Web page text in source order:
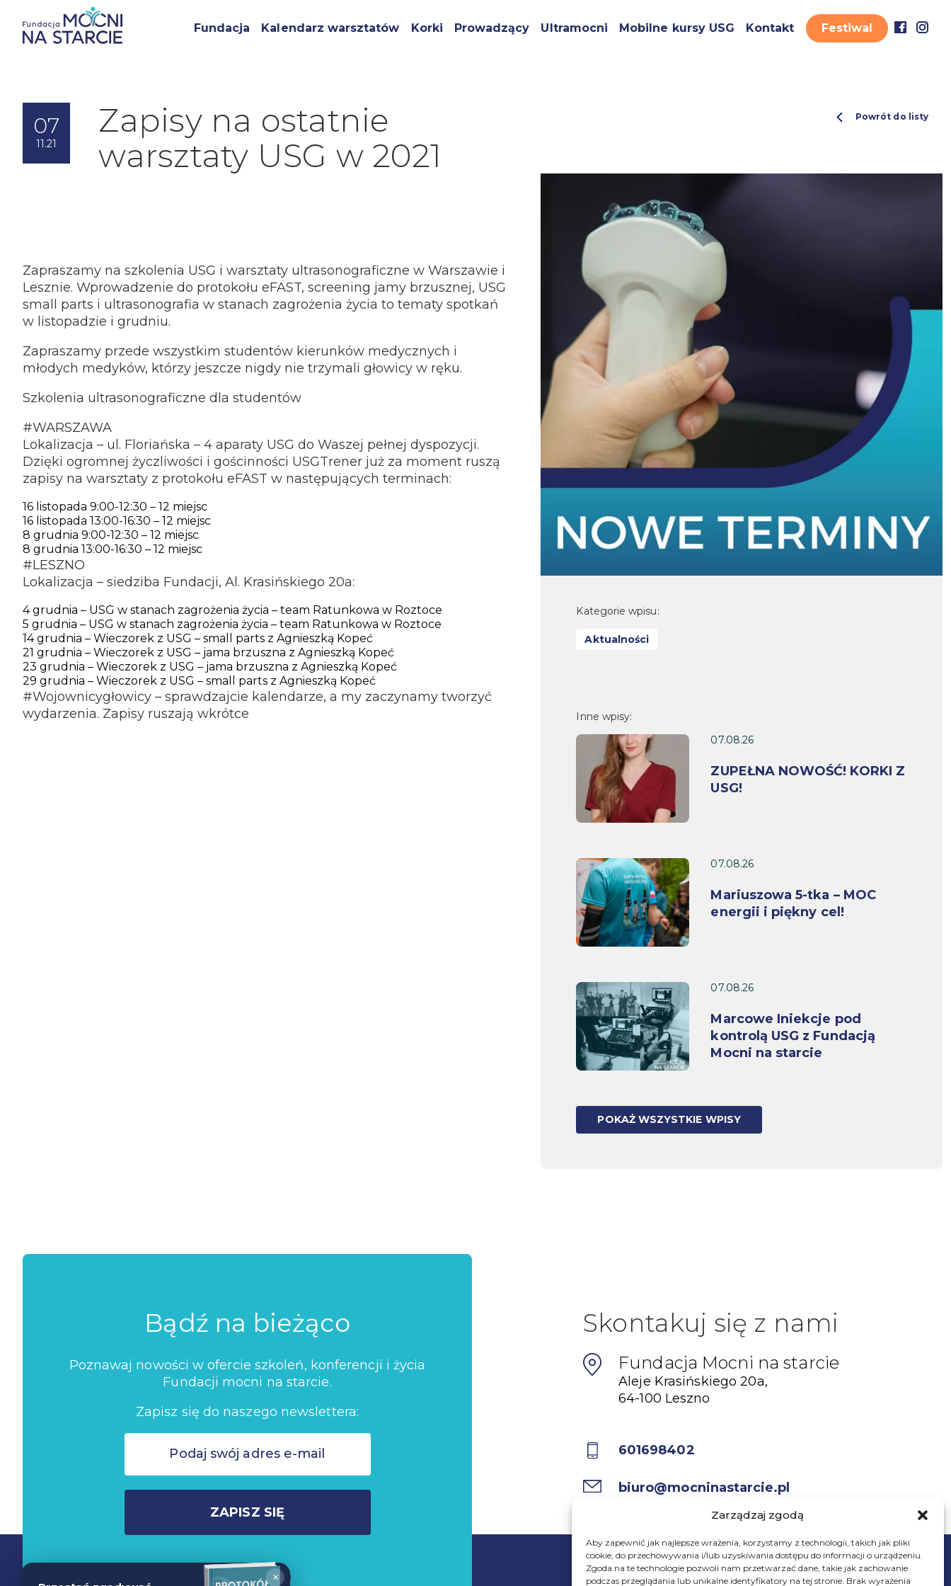
Zarządzaj zgodą
Aby zapewnić jak najlepsze wrażenia, korzystamy z technologii, takich jak pliki
cookie, do przechowywania i/lub uzyskiwania dostępu do informacji o urządzeniu.
Zgoda na te technologie pozwoli nam przetwarzać dane, takie jak zachowanie
podczas przeglądania lub unikalne identyfikatory na tej stronie. Brak wyrażenia
Fundacja Kalendarz warsztatów Korki Prowadzący Ultramocni Mobilne kursy USG Kontakt Festiwal
07
11.21
Zapisy na ostatnie
warsztaty USG w 2021
Powrót do listy
Zapraszamy na szkolenia USG i warsztaty ultrasonograficzne w Warszawie i
Lesznie. Wprowadzenie do protokołu eFAST, screening jamy brzusznej, USG
small parts i ultrasonografia w stanach zagrożenia życia to tematy spotkań
w listopadzie i grudniu.
Zapraszamy przede wszystkim studentów kierunków medycznych i
młodych medyków, którzy jeszcze nigdy nie trzymali głowicy w ręku.
Szkolenia ultrasonograficzne dla studentów
#WARSZAWA
Lokalizacja – ul. Floriańska – 4 aparaty USG do Waszej pełnej dyspozycji.
Dzięki ogromnej życzliwości i gościnności USGTrener już za moment ruszą
zapisy na warsztaty z protokołu eFAST w następujących terminach:
16 listopada 9:00-12:30 – 12 miejsc
16 listopada 13:00-16:30 – 12 miejsc
8 grudnia 9:00-12:30 – 12 miejsc
8 grudnia 13:00-16:30 – 12 miejsc
#LESZNO
Lokalizacja – siedziba Fundacji, Al. Krasińskiego 20a:
4 grudnia – USG w stanach zagrożenia życia – team Ratunkowa w Roztoce
5 grudnia – USG w stanach zagrożenia życia – team Ratunkowa w Roztoce
14 grudnia – Wieczorek z USG – small parts z Agnieszką Kopeć
21 grudnia – Wieczorek z USG – jama brzuszna z Agnieszką Kopeć
23 grudnia – Wieczorek z USG – jama brzuszna z Agnieszką Kopeć
29 grudnia – Wieczorek z USG – small parts z Agnieszką Kopeć
#Wojownicygłowicy – sprawdzajcie kalendarze, a my zaczynamy tworzyć
wydarzenia. Zapisy ruszają wkrótce
Kategorie wpisu:
Aktualności
Inne wpisy:
07.08.26
ZUPEŁNA NOWOŚĆ! KORKI Z
USG!
07.08.26
Mariuszowa 5-tka – MOC
energii i piękny cel!
07.08.26
Marcowe Iniekcje pod
kontrolą USG z Fundacją
Mocni na starcie
POKAŻ WSZYSTKIE WPISY
Bądź na bieżąco
Poznawaj nowości w ofercie szkoleń, konferencji i życia
Fundacji mocni na starcie.
Zapisz się do naszego newslettera:
ZAPISZ SIĘ
Nie wysyłamy spamu
Skontakuj się z nami
Fundacja Mocni na starcie
Aleje Krasińskiego 20a,
64-100 Leszno
601698402
biuro@mocninastarcie.pl
×